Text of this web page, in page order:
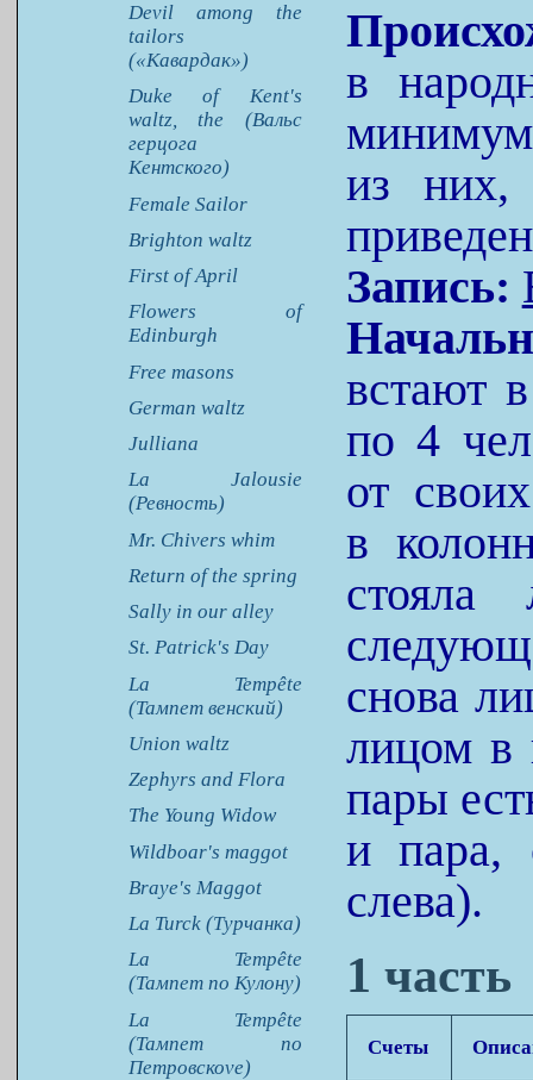
Devil among the
tailors
(«Кавардак»)
Duke of Kent's
waltz, the (Вальс
герцога
Кентского)
Female Sailor
Brighton waltz
First of April
Flowers of
Edinburgh
Free masons
German waltz
Julliana
La Jalousie
(Ревность)
Mr. Chivers whim
Return of the spring
Sally in our alley
St. Patrick's Day
La Tempête
(Тампет венский)
Union waltz
Zephyrs and Flora
The Young Widow
Wildboar's maggot
Braye's Maggot
La Turck (Турчанка)
La Tempête
(Тампет по Кулону)
La Tempête
(Тампет по
Петровскоve)
в
из них,
Запись:
встают
по 4
от
в
снова
лицом в
пары
и пара,
слева).
1 часть
Счеты